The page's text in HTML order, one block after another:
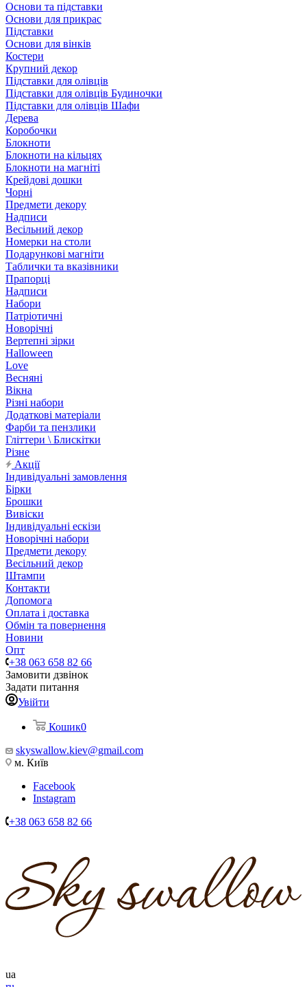
Основи та підставки
Основи для прикрас
Підставки
Основи для вінків
Костери
Крупний декор
Підставки для олівців
Підставки для олівців Будиночки
Підставки для олівців Шафи
Дерева
Коробочки
Блокноти
Блокноти на кільцях
Блокноти на магніті
Крейдові дошки
Чорні
Предмети декору
Надписи
Весільний декор
Номерки на столи
Подарункові магніти
Таблички та вказівники
Прапорці
Надписи
Набори
Патріотичні
Новорічні
Вертепні зірки
Halloween
Love
Весняні
Вікна
Різні набори
Додаткові матеріали
Фарби та пензлики
Гліттери \ Блискітки
Різне
Акції
Індивідуальні замовлення
Бірки
Брошки
Вивіски
Індивідуальні ескізи
Новорічні набори
Предмети декору
Весільний декор
Штампи
Контакти
Допомога
Оплата і доставка
Обмін та повернення
Новини
Опт
+38 063 658 82 66
Замовити дзвінок
Задати питання
Увійти
Кошик0
skyswallow.kiev@gmail.com
м. Київ
Facebook
Instagram
+38 063 658 82 66
ua